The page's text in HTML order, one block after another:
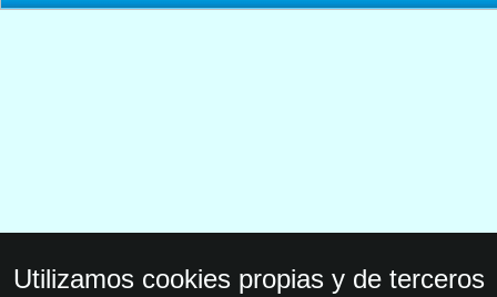
Utilizamos cookies propias y de terceros